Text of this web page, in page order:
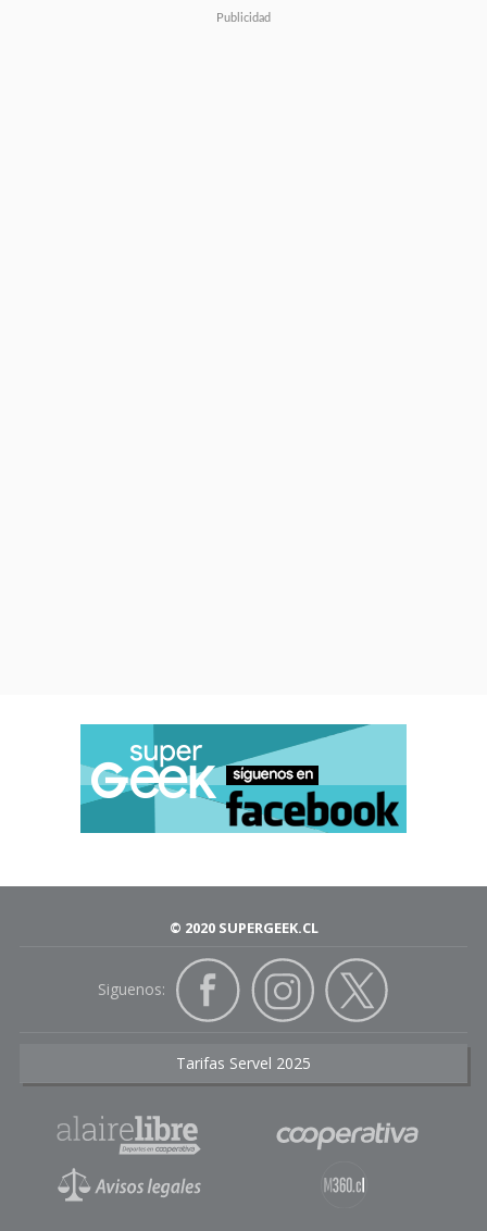
© 2020 SUPERGEEK.CL
Siguenos:
Tarifas Servel 2025